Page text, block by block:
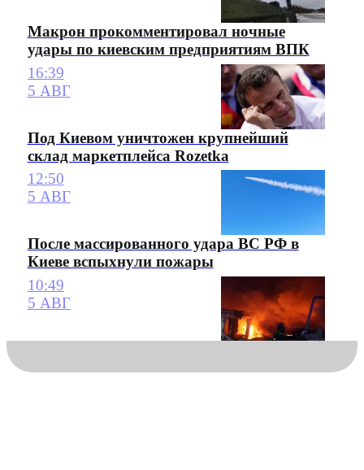
Макрон прокомментировал ночные
удары по киевским предприятиям ВПК
16:39
5 АВГ
Под Киевом уничтожен крупнейший
склад маркетплейса Rozetka
12:50
5 АВГ
После массированного удара ВС РФ в
Киеве вспыхнули пожары
10:49
5 АВГ